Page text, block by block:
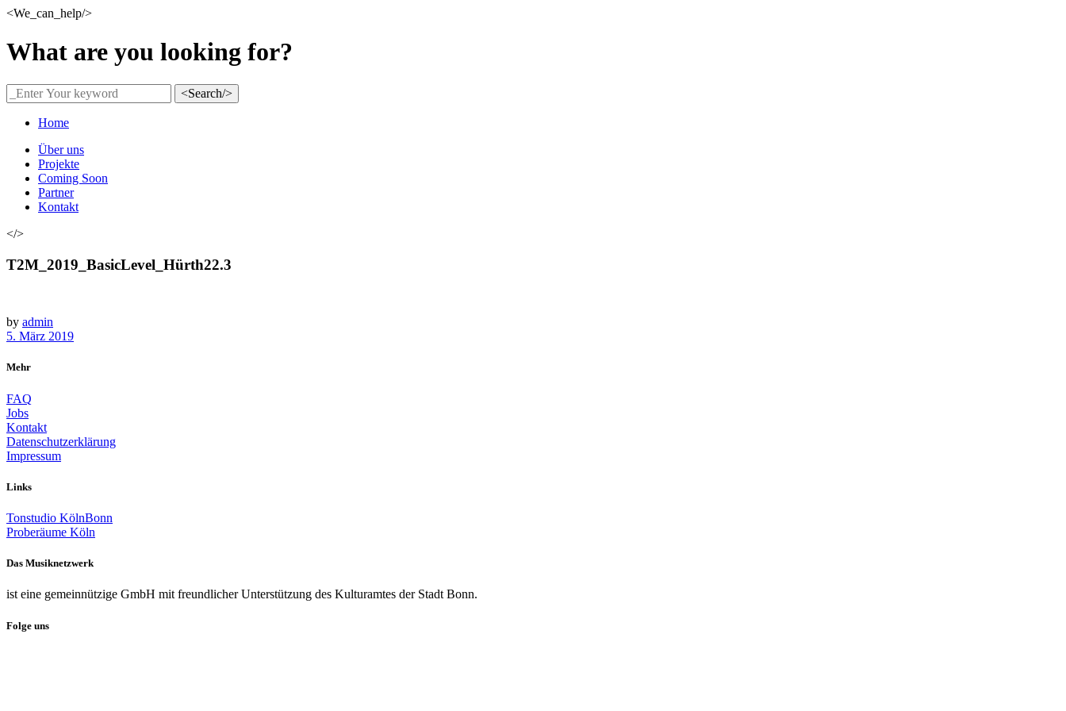
<We_can_help/>
What are you looking for?
<Search/>
Home
Über uns
Projekte
Coming Soon
Partner
Kontakt
</>
T2M_2019_BasicLevel_Hürth22.3
by admin
5. März 2019
Mehr
FAQ
Jobs
Kontakt
Datenschutzerklärung
Impressum
Links
Tonstudio KölnBonn
Proberäume Köln
Das Musiknetzwerk
ist eine gemeinnützige GmbH mit freundlicher Unterstützung des Kulturamtes der Stadt Bonn.
Folge uns